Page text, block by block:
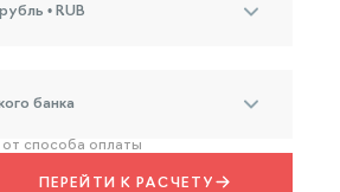
• RUB
банка
способа оплаты
ПЕРЕЙТИ К РАСЧЕТУ